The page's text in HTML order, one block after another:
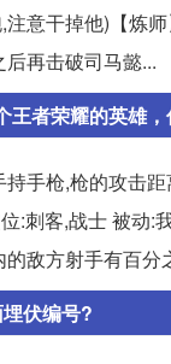
意干掉他)【炼
再击破司马懿...
王者荣耀的英雄
手枪,枪的攻击
:刺客,战士 被动:
敌方射手有百分
伏编号?